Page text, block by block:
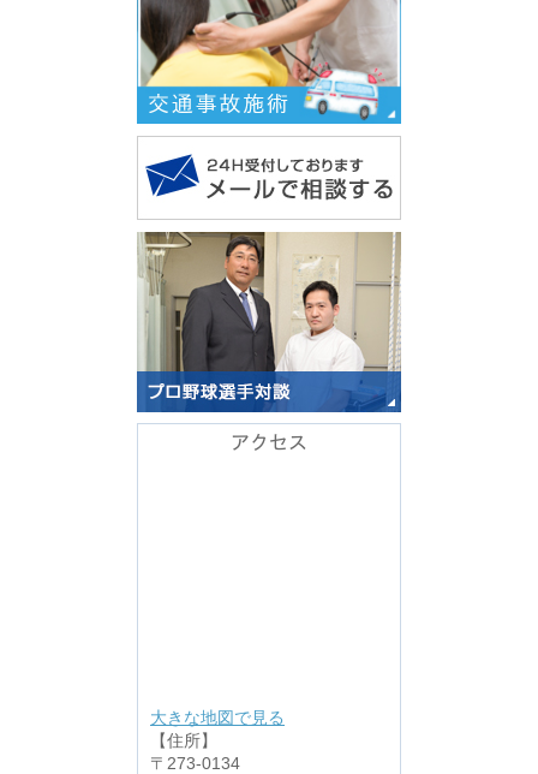
アクセス
大きな地図で見る
【住所】
〒273-0134